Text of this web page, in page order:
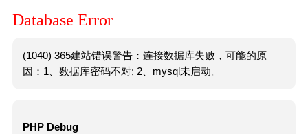
Database Error
(1040) 365建站错误警告：连接数据库失败，可能的原
因：1、数据库密码不对; 2、mysql未启动。
PHP Debug